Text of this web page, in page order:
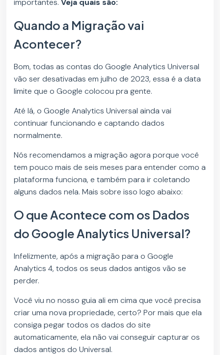
Quando a Migração vai
Acontecer?
Bom, todas as contas do Google Analytics Universal
vão ser desativadas em julho de 2023, essa é a data
limite que o Google colocou pra gente.
Até lá, o Google Analytics Universal ainda vai
continuar funcionando e captando dados
normalmente.
Nós recomendamos a migração agora porque você
tem pouco mais de seis meses para entender como a
plataforma funciona, e também para ir coletando
alguns dados nela. Mais sobre isso logo abaixo:
O que Acontece com os Dados
do Google Analytics Universal?
Infelizmente, após a migração para o Google
Analytics 4, todos os seus dados antigos vão se
perder.
Você viu no nosso guia ali em cima que você precisa
criar uma nova propriedade, certo? Por mais que ela
consiga pegar todos os dados do site
automaticamente, ela não vai conseguir capturar os
dados antigos do Universal.